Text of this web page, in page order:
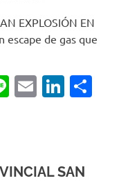
EXPLOSIÓN EN
escape de gas que
LineEmail
SAN